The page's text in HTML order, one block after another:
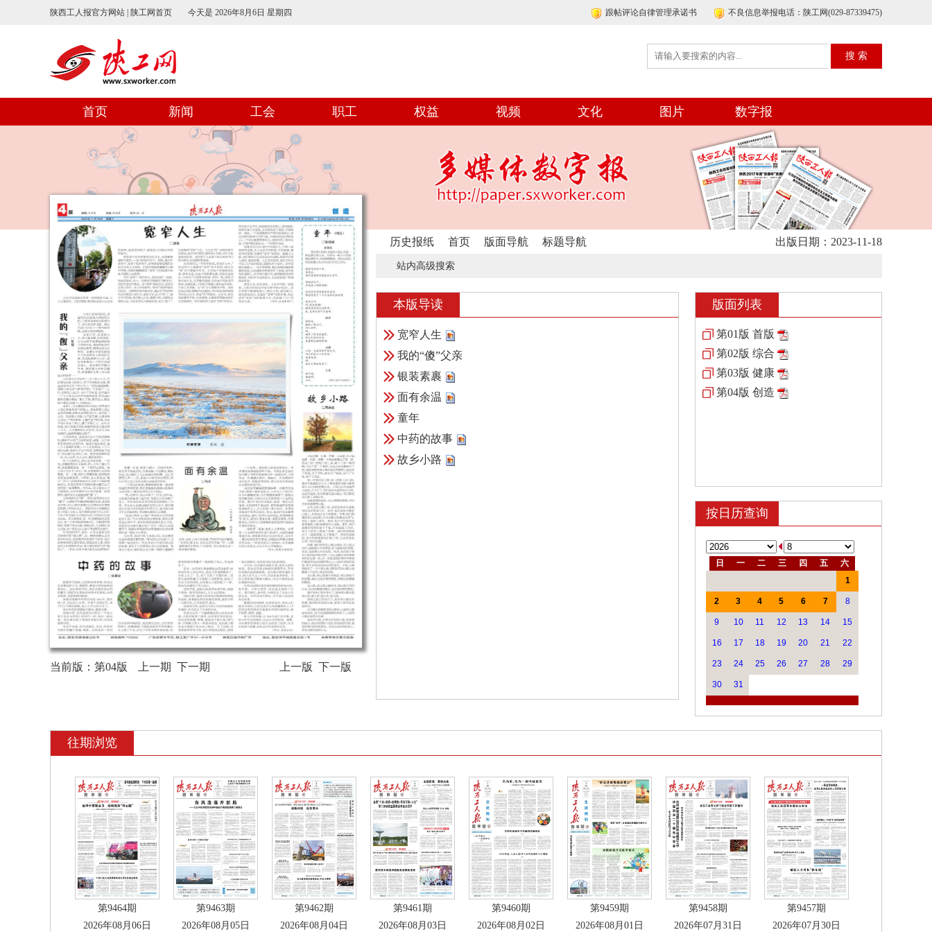
陕西工人报官方网站 | 陕工网首页 今天是 2026年8月6日 星期四 跟帖评论自律管理承诺书 不良信息举报电话：陕工网(029-87339475)
首页 新闻 工会 职工 权益 视频 文化 图片 数字报
当前版： 第04版 上一期 下一期 上一版 下一版
历史报纸 首页 版面导航 标题导航 出版日期：2023-11-18
站内高级搜索
本版导读
宽窄人生
我的“傻”父亲
银装素裹
面有余温
童年
中药的故事
故乡小路
版面列表
第01版 首版
第02版 综合
第03版 健康
第04版 创造
按日历查询
日 一 二 三 四 五
六
1
2 3 4 5 6 7 8
9 10 11 12 13 14 15
16 17 18 19 20 21 22
23 24 25 26 27 28 29
30 31
往期浏览
第9464期
2026年08月06日
第9463期
2026年08月05日
第9462期
2026年08月04日
第9461期
2026年08月03日
第9460期
2026年08月02日
第9459期
2026年08月01日
第9458期
2026年07月31日
第9457期
2026年07月30日